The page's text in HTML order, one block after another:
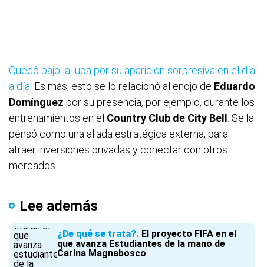
Quedó bajo la lupa por su aparición sorpresiva en el día
a día . Es más, esto se lo relacionó al enojo de Eduardo
Domínguez por su presencia, por ejemplo, durante los
entrenamientos en el Country Club de City Bell
. Se la
pensó como una aliada estratégica externa, para
atraer inversiones privadas y conectar con otros
mercados.
Lee además
¿De qué se trata? El proyecto FIFA en el
que avanza Estudiantes de la mano de
Carina Magnabosco